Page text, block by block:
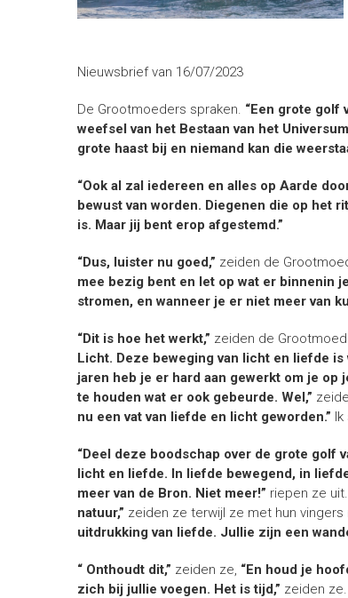
Nieuwsbrief van 16/07/2023
De Grootmoeders spraken. “Een grote golf
weefsel van het Bestaan van het
grote haast bij en niemand kan die
“Ook al zal iedereen en alles op Aarde
bewust van worden. Diegenen die op het
is. Maar jij bent erop afgestemd.”
“Dus, luister nu goed,” zeiden de
mee bezig bent en let op wat er binnenin
stromen, en wanneer je er niet meer van
“Dit is hoe het werkt,” zeiden de
Licht. Deze beweging van licht en liefde is
jaren heb je er hard aan gewerkt om je op
te houden wat er ook gebeurde. Wel,”
nu een vat van liefde en licht geworden.”
“Deel deze boodschap over de grote golf
licht en liefde. In liefde bewegend, in
meer van de Bron. Niet meer!” riepen ze
natuur,” zeiden ze terwijl ze met hun
uitdrukking van liefde. Jullie zijn een
“ Onthoudt dit,” zeiden ze, “En houd je
zich bij jullie voegen. Het is tijd,” zeiden ze.